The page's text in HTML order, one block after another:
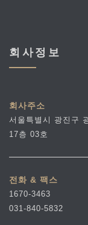
회사정보
회사주소
서울특별시 광진구
17층 03호
전화 & 팩스
1670-3463
031-840-5832